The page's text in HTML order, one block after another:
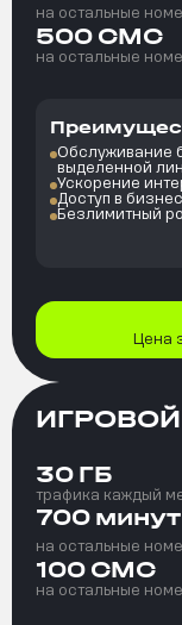
на остальные
500 СМС
на остальные
Обслуживание
выделенной
Ускорение
Доступ в
Безлимитный
Цена
ИГРОВОЙ
30 ГБ
трафика каждый
700 минут
на остальные
100 СМС
на остальные